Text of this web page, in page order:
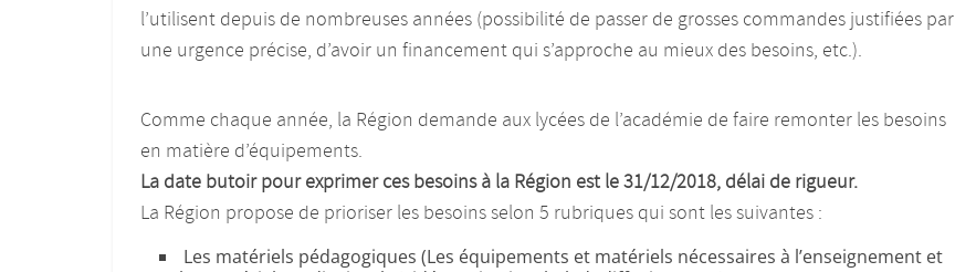
l’utilisent depuis de nombreuses années (possibilité de passer de grosses commandes justifiées par
une urgence précise, d’avoir un financement qui s’approche au mieux des besoins, etc.).
Comme chaque année, la Région demande aux lycées de l’académie de faire remonter les besoins
en matière d’équipements.
La date butoir pour exprimer ces besoins à la Région est le 31/12/2018, délai de rigueur.
La Région propose de prioriser les besoins selon 5 rubriques qui sont les suivantes :
Les matériels pédagogiques (Les équipements et matériels nécessaires à l’enseignement et